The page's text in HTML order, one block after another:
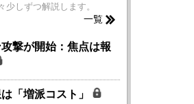
少しずつ解説します。
一覧
撃が開始：焦点は報
「増派コスト」